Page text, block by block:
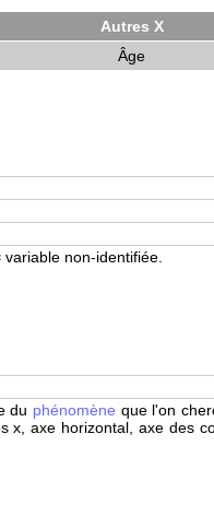
Autres X
Âge
variable non-identifiée.
du phénomène que l'on
x, axe horizontal, axe des